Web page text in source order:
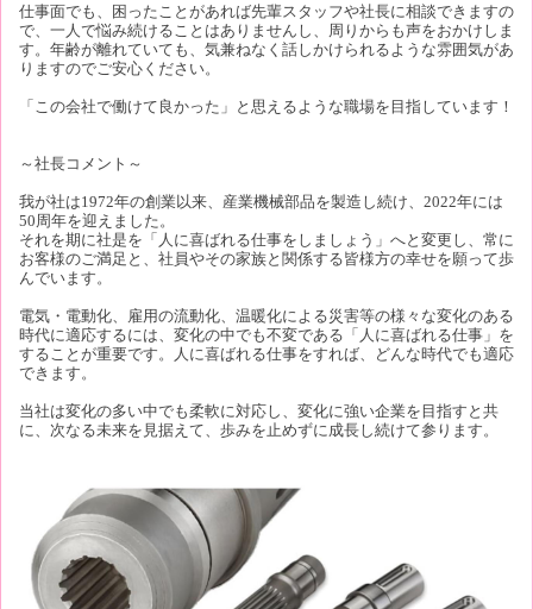
仕事面でも、困ったことがあれば先輩スタッフや社長に相談できますの
で、一人で悩み続けることはありませんし、周りからも声をおかけしま
す。年齢が離れていても、気兼ねなく話しかけられるような雰囲気があ
りますのでご安心ください。
「この会社で働けて良かった」と思えるような職場を目指しています！
～社長コメント～
我が社は1972年の創業以来、産業機械部品を製造し続け、2022年には
50周年を迎えました。
それを期に社是を「人に喜ばれる仕事をしましょう」へと変更し、常に
お客様のご満足と、社員やその家族と関係する皆様方の幸せを願って歩
んでいます。
電気・電動化、雇用の流動化、温暖化による災害等の様々な変化のある
時代に適応するには、変化の中でも不変である「人に喜ばれる仕事」を
することが重要です。人に喜ばれる仕事をすれば、どんな時代でも適応
できます。
当社は変化の多い中でも柔軟に対応し、変化に強い企業を目指すと共
に、次なる未来を見据えて、歩みを止めずに成長し続けて参ります。